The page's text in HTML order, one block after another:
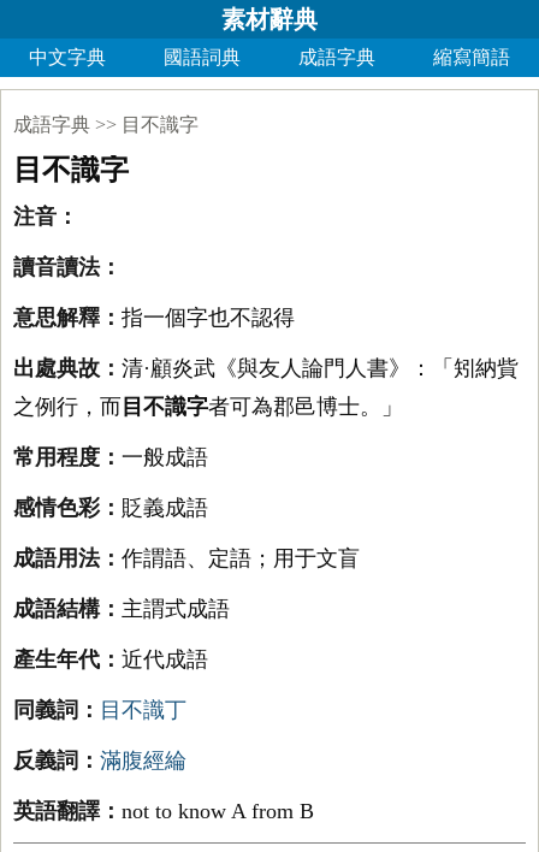
素材辭典
中文字典 國語詞典 成語字典 縮寫簡語
成語字典 >> 目不識字
目不識字
注音：
讀音讀法：
意思解釋： 指一個字也不認得
出處典故： 清·顧炎武《與友人論門人書》：「矧納貲
之例行，而 目不識字者可為郡邑博士。」
常用程度： 一般成語
感情色彩： 貶義成語
成語用法： 作謂語、定語；用于文盲
成語結構： 主謂式成語
產生年代： 近代成語
同義詞： 目不識丁
反義詞： 滿腹經綸
英語翻譯： not to know A from B